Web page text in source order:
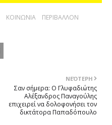
ΚΟΙΝΩΝΙΑ
ΠΕΡΙΒΑΛΛΟΝ
ΝΕΌΤΕΡΗ
Σαν σήμερα: Ο Γλυφαδιώτης
Αλέξανδρος Παναγούλης
επιχειρεί να δολοφονήσει τον
δικτάτορα Παπαδόπουλο